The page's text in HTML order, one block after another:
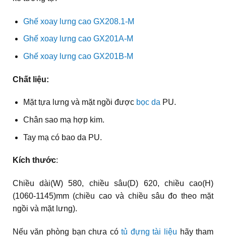
Ghế xoay lưng cao GX208.1-M
Ghế xoay lưng cao GX201A-M
Ghế xoay lưng cao GX201B-M
Chất liệu:
Mặt tựa lưng và mặt ngồi được bọc da PU.
Chân sao mạ hợp kim.
Tay mạ có bao da PU.
Kích thước:
Chiều dài(W) 580, chiều sâu(D) 620, chiều cao(H)
(1060-1145)mm (chiều cao và chiều sâu đo theo mặt
ngồi và mặt lưng).
Nếu văn phòng bạn chưa cótủ đựng tài liệu hãy tham